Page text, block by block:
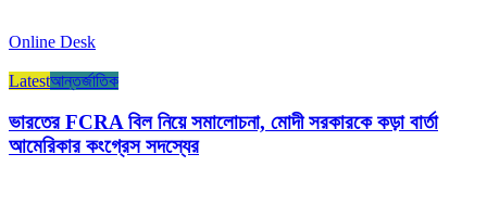
Online Desk
Latestআন্তর্জাতিক
ভারতের FCRA বিল নিয়ে সমালোচনা, মোদী সরকারকে কড়া বার্তা
আমেরিকার কংগ্রেস সদস্যের